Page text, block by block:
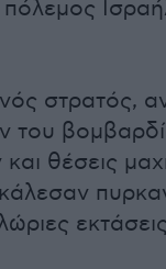
στρατός,
του
θέσεις